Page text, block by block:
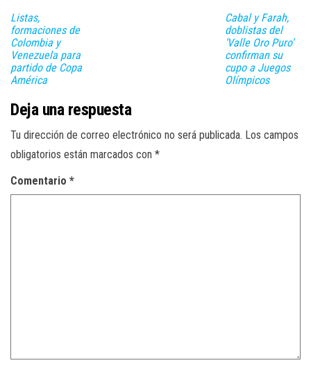
Listas,
formaciones de
Colombia y
Venezuela para
partido de Copa
América
Cabal y Farah,
doblistas del
‘Valle Oro Puro’
confirman su
cupo a Juegos
Olímpicos
Deja una respuesta
Tu dirección de correo electrónico no será publicada. Los campos
obligatorios están marcados con *
Comentario *